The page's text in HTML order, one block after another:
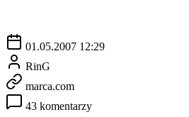
01.05.2007 12:29
RinG
marca.com
43 komentarzy